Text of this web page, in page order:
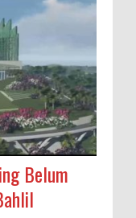
Belum